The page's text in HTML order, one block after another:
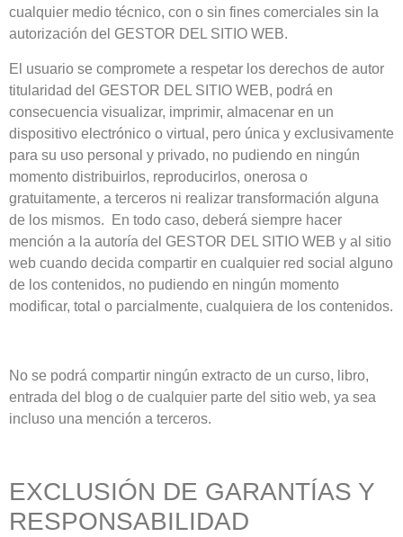
cualquier medio técnico, con o sin fines comerciales sin la
autorización del GESTOR DEL SITIO WEB.
El usuario se compromete a respetar los derechos de autor
titularidad del GESTOR DEL SITIO WEB, podrá en
consecuencia visualizar, imprimir, almacenar en un
dispositivo electrónico o virtual, pero única y exclusivamente
para su uso personal y privado, no pudiendo en ningún
momento distribuirlos, reproducirlos, onerosa o
gratuitamente, a terceros ni realizar transformación alguna
de los mismos. En todo caso, deberá siempre hacer
mención a la autoría del GESTOR DEL SITIO WEB y al sitio
web cuando decida compartir en cualquier red social alguno
de los contenidos, no pudiendo en ningún momento
modificar, total o parcialmente, cualquiera de los contenidos.
No se podrá compartir ningún extracto de un curso, libro,
entrada del blog o de cualquier parte del sitio web, ya sea
incluso una mención a terceros.
EXCLUSIÓN DE GARANTÍAS Y
RESPONSABILIDAD